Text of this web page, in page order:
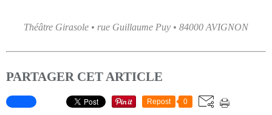
Théâtre Girasole • rue Guillaume Puy • 84000 AVIGNON
PARTAGER CET ARTICLE
Repost 0